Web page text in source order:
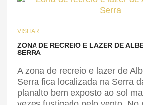
VISITAR
ZONA DE RECREIO E LAZER DE
SERRA
A zona de recreio e lazer de
Serra fica localizada na Serra
planalto bem exposto ao sol